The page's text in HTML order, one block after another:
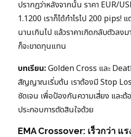
ปรากฏว่าหลังจากนั้น ราคา EUR/
1.1200 เราก็ได้กำไรไป 200 pips!
นานเกินไป แล้วราคาเกิดกลับตัวลงม
ก็จะขาดทุนแทน
บทเรียน:Golden Cross และ
สัญญาณเริ่มต้น เราต้องมี Stop
ชัดเจน เพื่อป้องกันความเสี่ยง และ
ประกอบการตัดสินใจด้วย
EMA Crossover: เร็วกว่า แ